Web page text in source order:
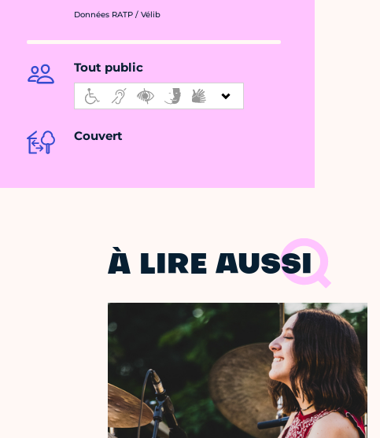
Données RATP / Vélib
Tout public
Couvert
À LIRE AUSSI